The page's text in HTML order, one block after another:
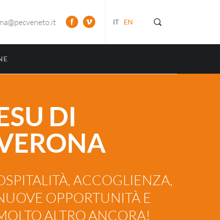
IT EN
DI
ACCOGLIENZA,
OPPORTUNITÀ E
ALTRO ANCORA!